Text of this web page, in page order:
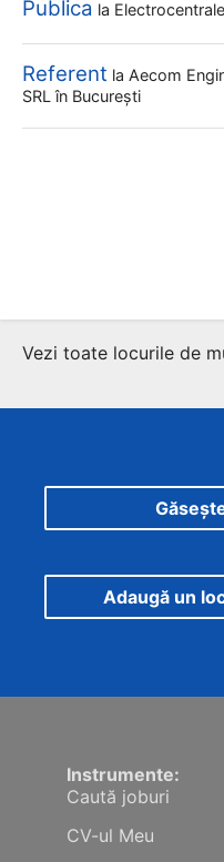
Publica la
Referent la Aecom
SRL în București
Vezi toate locurile de
Adaugă un
Instrumente:
Caută joburi
CV-ul Meu